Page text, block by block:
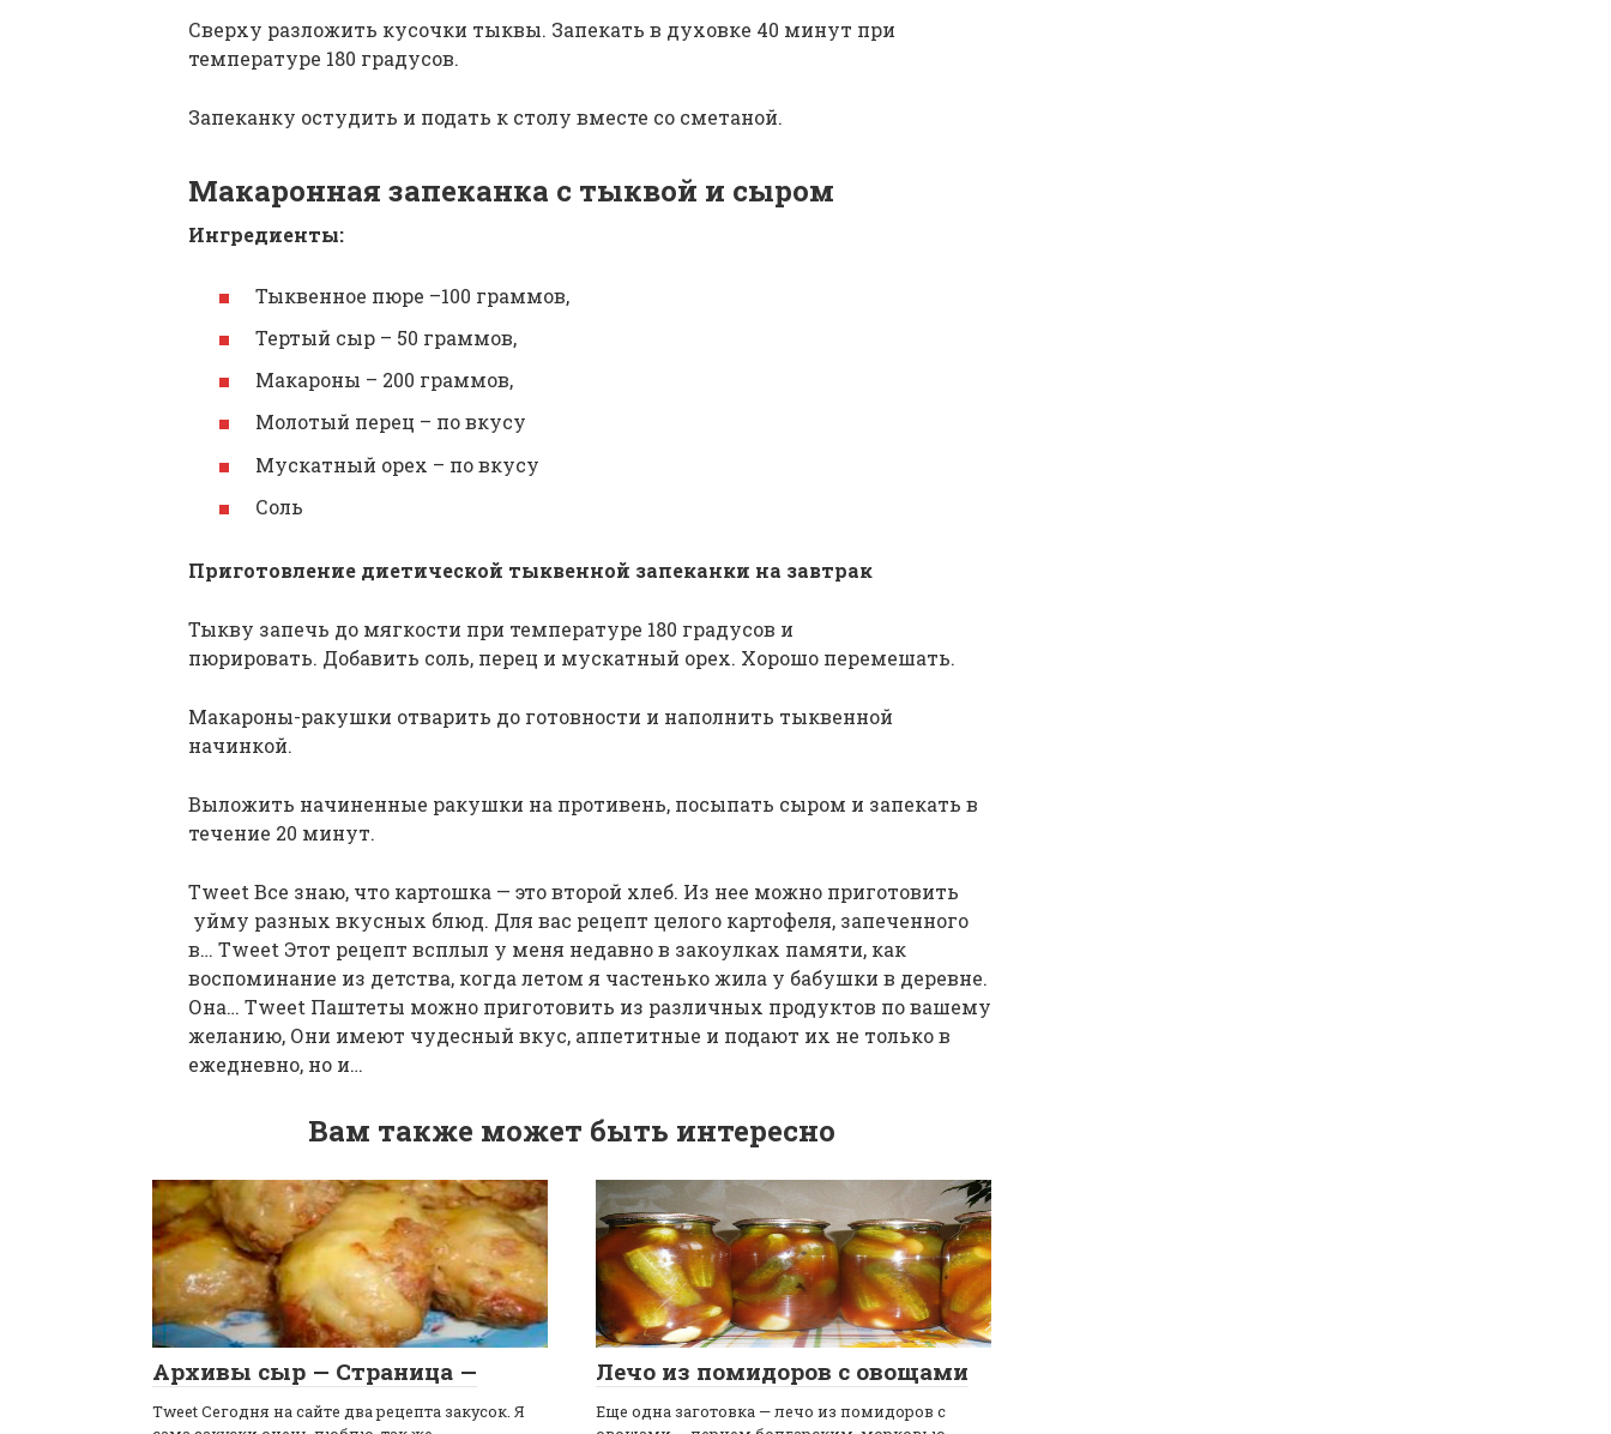
Сверху разложить кусочки тыквы. Запекать в духовке 40 минут при
температуре 180 градусов.
Запеканку остудить и подать к столу вместе со сметаной.
Макаронная запеканка с тыквой и сыром
Ингредиенты:
Тыквенное пюре –100 граммов,
Тертый сыр – 50 граммов,
Макароны – 200 граммов,
Молотый перец – по вкусу
Мускатный орех – по вкусу
Соль
Приготовление диетической тыквенной запеканки на завтрак
Тыкву запечь до мягкости при температуре 180 градусов и
пюрировать. Добавить соль, перец и мускатный орех. Хорошо перемешать.
Макароны-ракушки отварить до готовности и наполнить тыквенной
начинкой.
Выложить начиненные ракушки на противень, посыпать сыром и запекать в
течение 20 минут.
Tweet Все знаю, что картошка — это второй хлеб. Из нее можно приготовить
уйму разных вкусных блюд. Для вас рецепт целого картофеля, запеченного
в… Tweet Этот рецепт всплыл у меня недавно в закоулках памяти, как
воспоминание из детства, когда летом я частенько жила у бабушки в деревне.
Она… Tweet Паштеты можно приготовить из различных продуктов по вашему
желанию, Они имеют чудесный вкус, аппетитные и подают их не только в
ежедневно, но и…
Вам также может быть интересно
Архивы сыр — Страница —
Tweet Сегодня на сайте два рецепта закусок. Я
Лечо из помидоров с овощами
Еще одна заготовка — лечо из помидоров с